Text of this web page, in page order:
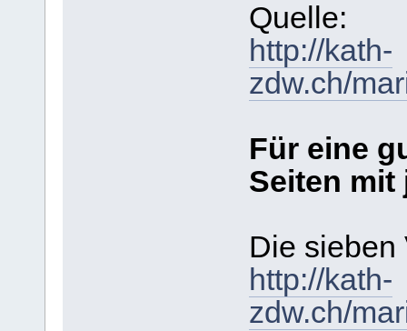
Quelle:
http://kath-
zdw.ch/
Für eine
Seiten mit
Die sieben
http://kath-
zdw.ch/